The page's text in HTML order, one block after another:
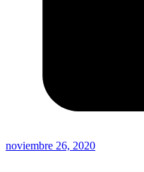
noviembre 26, 2020